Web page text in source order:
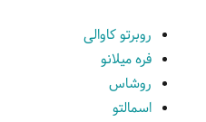
روبرتو کاوالی
فره میلانو
روشاس
اسمالتو